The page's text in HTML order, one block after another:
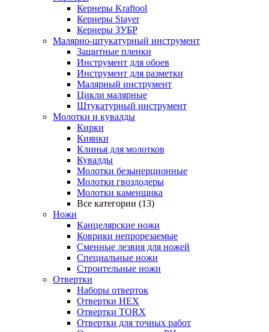
Кернеры Kraftool
Кернеры Stayer
Кернеры ЗУБР
Малярно-штукатурный инструмент
Защитные пленки
Инструмент для обоев
Инструмент для разметки
Малярный инструмент
Цикли малярные
Штукатурный инструмент
Молотки и кувалды
Кирки
Киянки
Клинья для молотков
Кувалды
Молотки безынерционные
Молотки гвоздодеры
Молотки каменщика
Все категории (13)
Ножи
Канцелярские ножи
Коврики непрорезаемые
Сменные лезвия для ножей
Специальные ножи
Строительные ножи
Отвертки
Наборы отверток
Отвертки HEX
Отвертки TORX
Отвертки для точных работ